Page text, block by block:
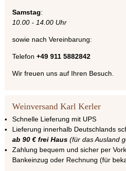
Samstag:
10.00 - 14.00 Uhr
sowie nach Vereinbarung:
Telefon +49 911 5882842
Wir freuen uns auf Ihren Besuch.
Weinversand Karl Kerler
Schnelle Lieferung mit UPS
Lieferung innerhalb Deutschlands
ab 90 € frei Haus (für das Ausland
Zahlung bequem und sicher per
Bankeinzug oder Rechnung (für